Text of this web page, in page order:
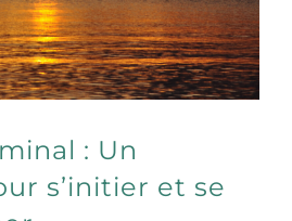
: Un
s’initier et se